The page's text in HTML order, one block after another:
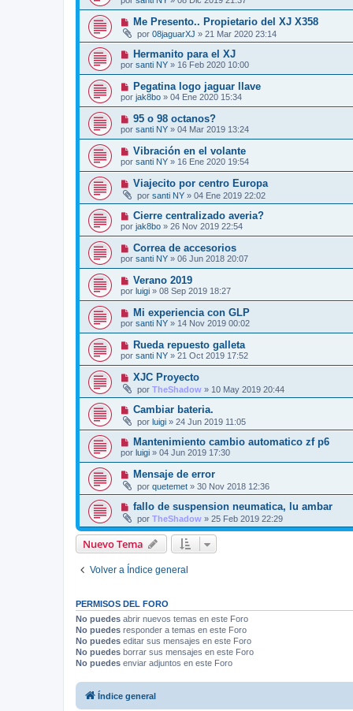
Me Presento.. Propietario del XJ X358
por 08jaguarXJ » 21 Mar 2020 23:14
Hermanito para el XJ
por santi NY » 16 Feb 2020 10:00
Pegatina logo jaguar llave
por jak8bo » 04 Ene 2020 15:34
95 o 98 octanos?
por santi NY » 04 Mar 2019 13:24
Vibración en el volante
por santi NY » 16 Ene 2020 19:54
Viajecito por centro Europa
por santi NY » 04 Ene 2019 22:02
Cierre centralizado averia?
por jak8bo » 26 Nov 2019 22:54
Correa de accesorios
por santi NY » 06 Jun 2018 20:07
Verano 2019
por luigi » 08 Sep 2019 18:27
Mi experiencia con GLP
por santi NY » 14 Nov 2019 00:02
Rueda repuesto galleta
por santi NY » 21 Oct 2019 17:52
XJC Proyecto
por TheShadow » 10 May 2019 20:44
Cambiar bateria.
por luigi » 24 Jun 2019 11:05
Mantenimiento cambio automatico zf p6
por luigi » 04 Jun 2019 17:30
Mensaje de error
por quetemet » 30 Nov 2018 12:36
fallo de suspension neumatica, lu ambar
por TheShadow » 25 Feb 2019 22:29
Nuevo Tema
Volver a Índice general
PERMISOS DEL FORO
No puedes abrir nuevos temas en este Foro
No puedes responder a temas en este Foro
No puedes editar sus mensajes en este Foro
No puedes borrar sus mensajes en este Foro
No puedes enviar adjuntos en este Foro
Índice general